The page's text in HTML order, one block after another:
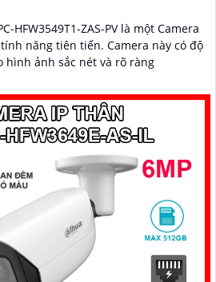
HFW3549T1-ZAS-PV là một Camera
tiến. Camera này có độ
hình ảnh sắc nét và rõ ràng